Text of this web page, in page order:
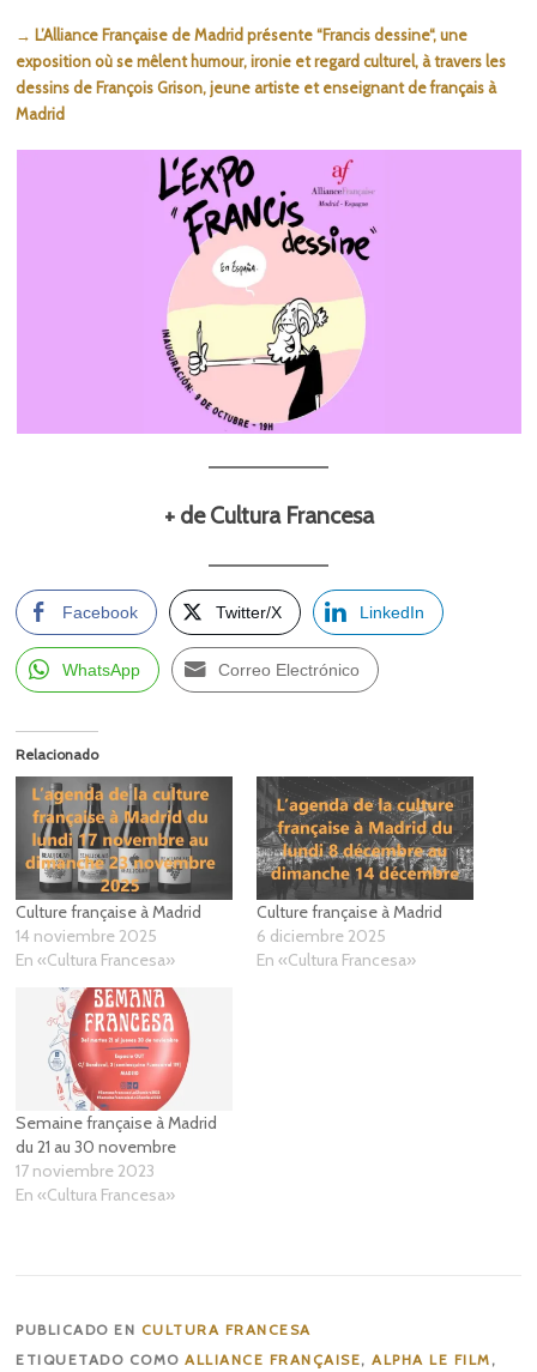
→ L’Alliance Française de Madrid présente “Francis dessine“, une
exposition où se mêlent humour, ironie et regard culturel, à travers les
dessins de François Grison, jeune artiste et enseignant de français à
Madrid
+ de Cultura Francesa
Facebook Twitter/X LinkedIn
WhatsApp Correo Electrónico
Relacionado
Culture française à Madrid
14 noviembre 2025
En «Cultura Francesa»
Culture française à Madrid
6 diciembre 2025
En «Cultura Francesa»
Semaine française à Madrid
du 21 au 30 novembre
17 noviembre 2023
En «Cultura Francesa»
PUBLICADO EN CULTURA FRANCESA
ETIQUETADO COMOALLIANCE FRANÇAISE,ALPHA LE FILM ,